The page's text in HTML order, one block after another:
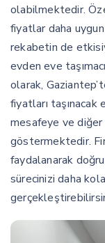
olabilmektedir.
fiyatlar daha
rekabetin de
evden eve
olarak,
fiyatları taşınacak
mesafeye ve
göstermektedir.
faydalanarak
sürecinizi daha